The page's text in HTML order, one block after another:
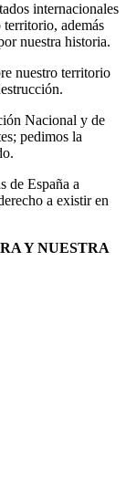
internacionales
además
nuestra historia.
nuestro territorio
Nacional y de
pedimos la
de España a
a existir en
Y NUESTRA